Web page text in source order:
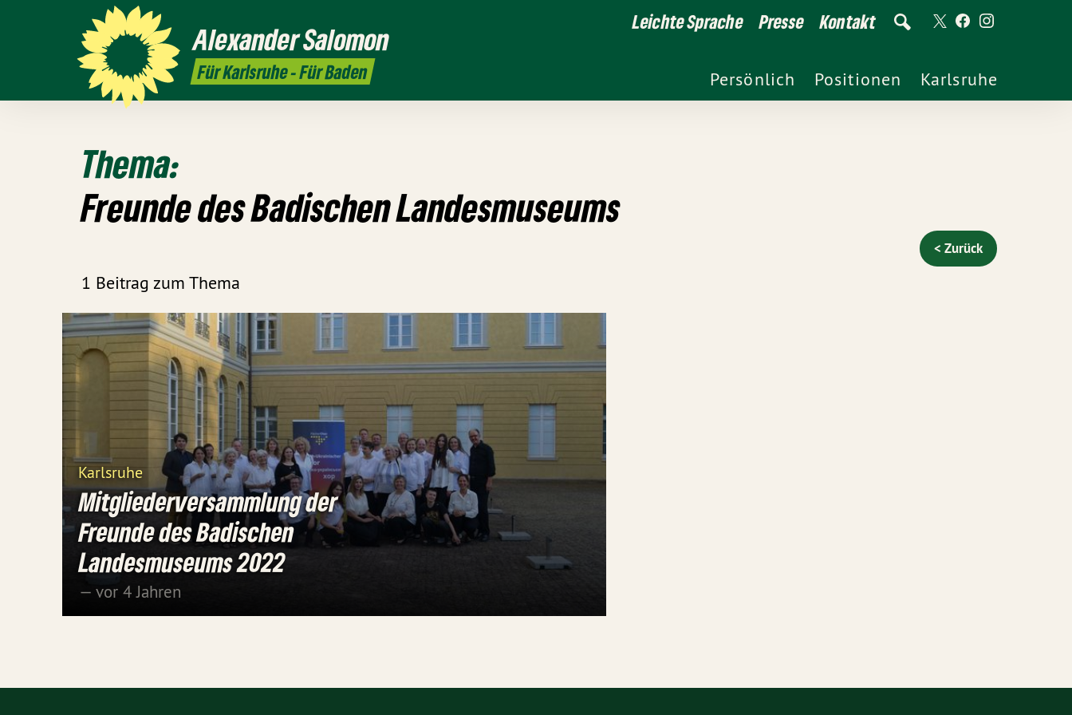
AlexanderSalomon
Für Karlsruhe - Für Baden
Leichte Sprache Presse Kontakt
Persönlich Positionen Karlsruhe
Thema:
Freunde des Badischen Landesmuseums
1 Beitrag zum Thema
< Zurück
Karlsruhe
Mitgliederversammlung der
Freunde des Badischen
Landesmuseums 2022
— vor 4 Jahren